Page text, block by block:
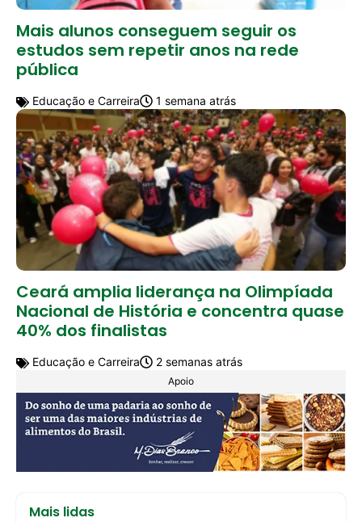
Mais alunos conseguem seguir os
estudos sem repetir anos na rede
pública
Educação e Carreira 1 semana atrás
Ceará amplia liderança na Olimpíada
Nacional de História e concentra quase
40% dos finalistas
Educação e Carreira 2 semanas atrás
Apoio
Mais lidas